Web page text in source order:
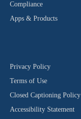
Compliance
Apps & Products
Privacy Policy
Terms of Use
Closed Captioning Policy
Accessibility Statement